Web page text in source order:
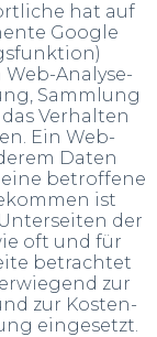
hat auf
Google
Analyse-
Sammlung
Verhalten
Ein Web-
Daten
betroffene
ist
der
oft und für
betrachtet
zur
zur Kosten-
eingesetzt.